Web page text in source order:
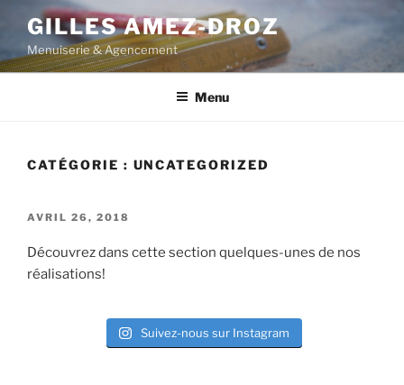
contenu
principal
GILLES AMEZ-DROZ
Menuiserie & Agencement
Menu
CATÉGORIE : UNCATEGORIZED
PUBLIÉ
AVRIL 26, 2018
Découvrez dans cette section quelques-unes de nos
réalisations!
Suivez-nous sur Instagram